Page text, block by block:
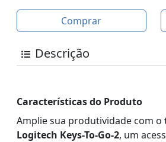
Comprar
Descrição
Características do Produto
Amplie sua produtividade com o
Logitech Keys-To-Go-2, um